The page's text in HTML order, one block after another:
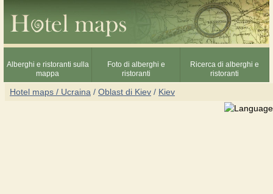
Alberghi e ristoranti sulla
mappa
Foto di alberghi e
ristoranti
Ricerca di alberghi e
ristoranti
Hotel maps / Ucraina / Oblast di Kiev / Kiev